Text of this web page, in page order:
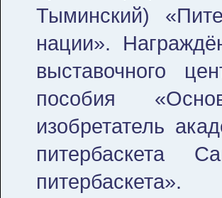
Тыминский)
нации».
выставочного
пособия
изобретатель
питербаскета
питербаскета».